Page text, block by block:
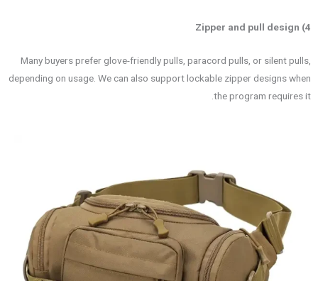
4) Zipper and pull design
Many buyers prefer glove-friendly pulls, paracord pulls, or silent pulls,
depending on usage. We can also support lockable zipper designs when
the program requires it.